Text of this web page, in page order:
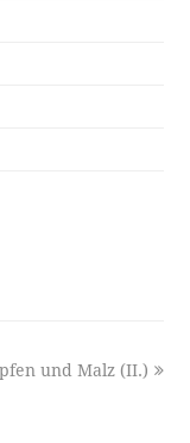
und Malz (II.)